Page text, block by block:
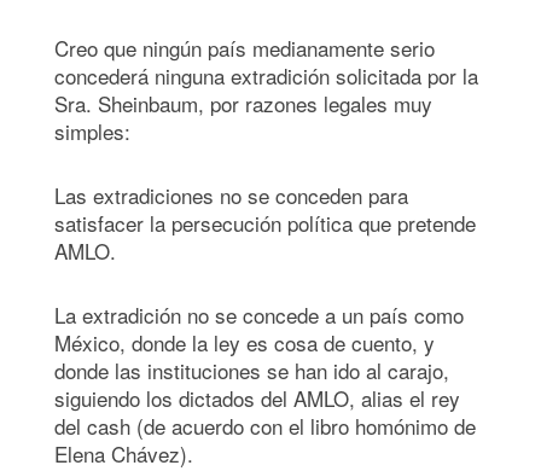
Creo que ningún país medianamente serio
concederá ninguna extradición solicitada por la
Sra. Sheinbaum, por razones legales muy
simples:
Las extradiciones no se conceden para
satisfacer la persecución política que pretende
AMLO.
La extradición no se concede a un país como
México, donde la ley es cosa de cuento, y
donde las instituciones se han ido al carajo,
siguiendo los dictados del AMLO, alias el rey
del cash (de acuerdo con el libro homónimo de
Elena Chávez).